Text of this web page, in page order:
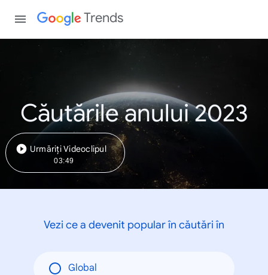
Trends
Căutările anului 2023
Urmăriți Videoclipul
03:49
Vezi ce a devenit popular în căutări în
Global